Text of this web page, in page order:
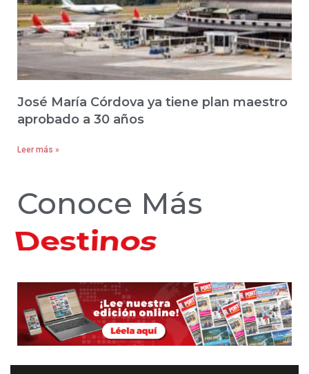
José María Córdova ya tiene plan maestro
aprobado a 30 años
Leer más »
Conoce Más
Hoteles